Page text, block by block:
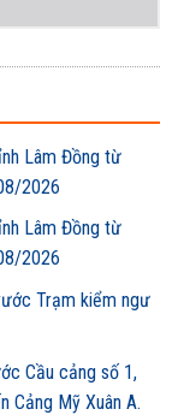
Lâm Đồng từ
2026
Lâm Đồng từ
2026
Trạm kiểm ngư
Cầu cảng số 1,
Cảng Mỹ Xuân A.